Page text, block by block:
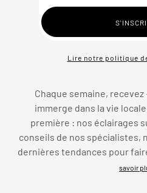
Lire notre politique
Chaque semaine,
immerge dans la vie
première : nos éclairages
conseils de nos spécialistes,
dernières tendances pour
savoir